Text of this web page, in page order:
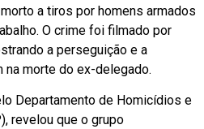
a tiros por homens armados
O crime foi filmado por
a perseguição e a
na morte do ex-delegado.
Departamento de Homicídios e
revelou que o grupo